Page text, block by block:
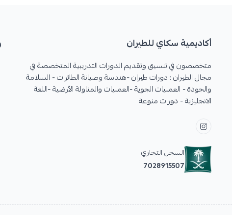
أكاديمية سكاي للطيران
متخصصون في تنسيق وتقديم الدورات التدريبية المتخصصة في
مجال الطيران : دورات طيران -هندسة وصيانة الطائرات - السلامة
والجودة - العمليات الجوية -العمليات والمناولة الأرضية -اللغة
الانجليزية - دورات منوعة
السجل التجاري
7028915507